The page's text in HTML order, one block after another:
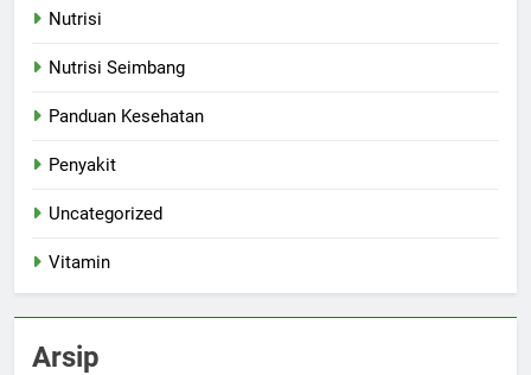
Nutrisi
Nutrisi Seimbang
Panduan Kesehatan
Penyakit
Uncategorized
Vitamin
Arsip